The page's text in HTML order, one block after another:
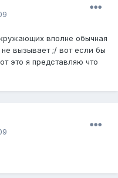
вполне обычная
вызывает ;/ вот если бы
это я представляю что